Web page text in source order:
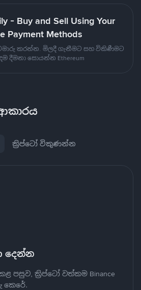
- Buy and Sell Using Your
Payment Methods
හුවමාරු කරන්න. මිලදී ගැනීමට සහ විකිණීමට
දීමනා සොයන්න Ethereum
ක්‍රිප්ටෝ විකුණන්න
දෙන්න
පසුව, ක්‍රිප්ටෝ වත්කම Binance
කෙරේ.